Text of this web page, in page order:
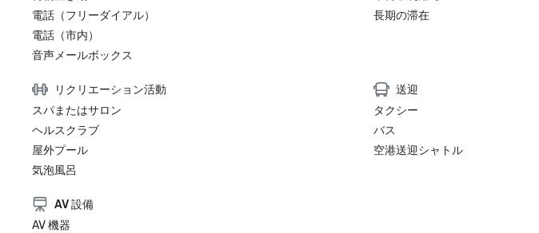
電話（フリーダイアル）
電話（市内）
音声メールボックス
長期の滞在
リクリエーション活動
スパまたはサロン
ヘルスクラブ
屋外プール
気泡風呂
送迎
タクシー
バス
空港送迎シャトル
AV 設備
AV 機器